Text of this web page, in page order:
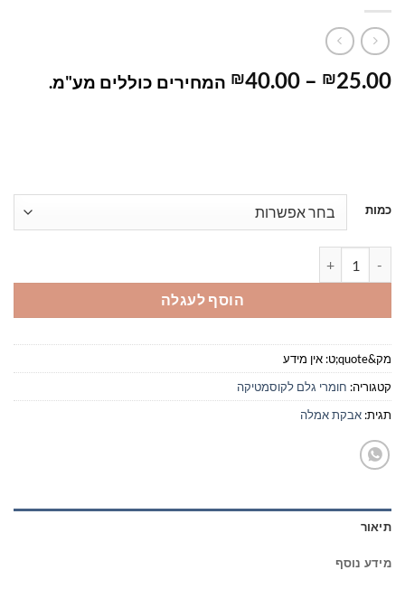
₪25.00
–
₪40.00
טווח
המחירים כוללים מע"מ.
כמות
הוסף לעגלה
מק&quote;ט:
אין מידע
קטגוריה: חומרי גלם לקוסמטיקה
תגית: אבקת אמלה
תיאור
מידע נוסף